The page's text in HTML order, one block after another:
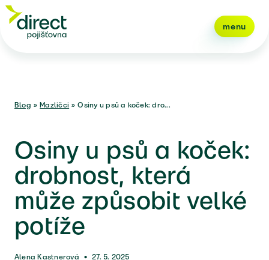
menu
Blog » Mazličci » Osiny u psů a koček: dro...
Osiny u psů a koček:
drobnost, která
může způsobit velké
potíže
Alena Kastnerová • 27. 5. 2025